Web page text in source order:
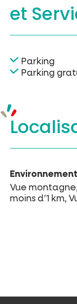
et
Parking
Parking
Vue
moins d’1 km,